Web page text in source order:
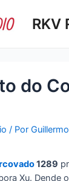
RKV
do
/ Por
1289
Xu. Dende